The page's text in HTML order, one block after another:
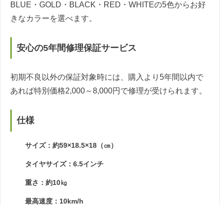
BLUE・GOLD・BLACK・RED・WHITEの5色からお好
きなカラーを選べます。
安心の5年間修理保証サービス
初期不良以外の保証対象時には、購入より5年間以内で
あれば特別価格2,000～8,000円で修理が受けられます。
仕様
サイズ：約59×18.5×18（㎝）
タイヤサイズ：6.5インチ
重さ：約10㎏
最高速度：10km/h